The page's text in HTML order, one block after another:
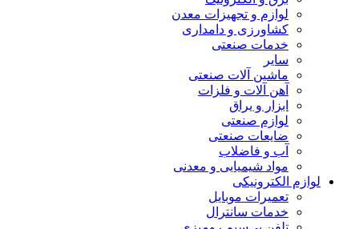
لوازم و تجهیزات معدن
کشاورزی و دامداری
خدمات صنعتی
سایر
ماشین آلات صنعتی
آهن آلات و فلزات
ابزار و یراق
لوازم صنعتی
ضایعات صنعتی
آب و فاضلاب
مواد شیمیایی و معدنی
لوازم الکترونیکی
تعمیرات موبایل
خدمات سانترال